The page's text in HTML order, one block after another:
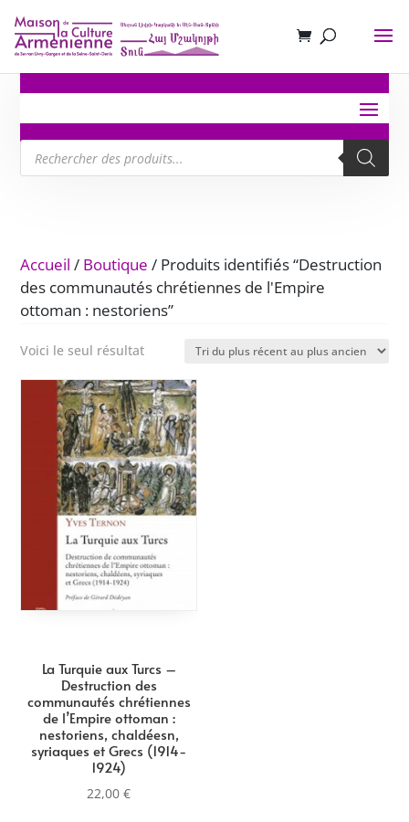
Recherche
de
produits
Accueil / Boutique / Produits identifiés “Destruction
des communautés chrétiennes de l'Empire
ottoman : nestoriens”
Voici le seul résultat
La Turquie aux Turcs –
Destruction des
communautés chrétiennes
de l’Empire ottoman :
nestoriens, chaldéesn,
syriaques et Grecs (1914-
1924)
22,00€